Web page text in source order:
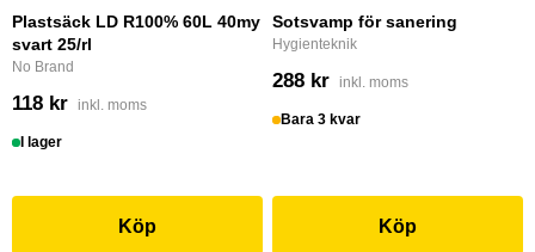
Plastsäck LD R100% 60L 40my
svart 25/rl
No Brand
118 kr inkl. moms
I lager
Köp
Sotsvamp för sanering
Hygienteknik
288 kr inkl. moms
Bara 3 kvar
Köp